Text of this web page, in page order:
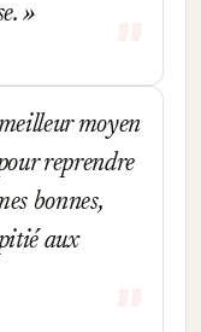
moyen
reprendre
bonnes,
aux